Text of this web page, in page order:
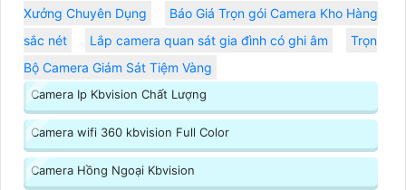
Xưởng Chuyên Dụng
Báo Giá Trọn gói Camera Kho Hàng
sắc nét
Lắp camera quan sát gia đình có ghi âm
Trọn
Bộ Camera Giám Sát Tiệm Vàng
Camera Ip Kbvision Chất Lượng
Camera wifi 360 kbvision Full Color
Camera Hồng Ngoại Kbvision